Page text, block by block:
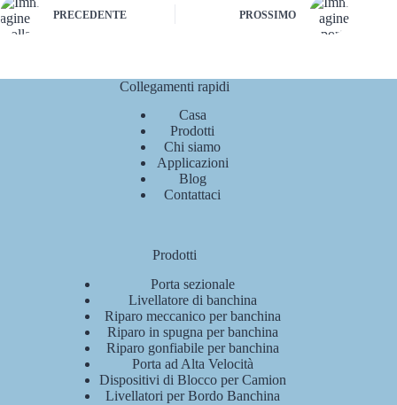
PRECEDENTE PROSSIMO
Collegamenti rapidi
Casa
Prodotti
Chi siamo
Applicazioni
Blog
Contattaci
Prodotti
Porta sezionale
Livellatore di banchina
Riparo meccanico per banchina
Riparo in spugna per banchina
Riparo gonfiabile per banchina
Porta ad Alta Velocità
Dispositivi di Blocco per Camion
Livellatori per Bordo Banchina